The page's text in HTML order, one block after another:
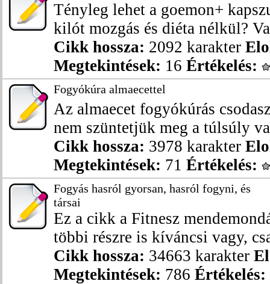
Tényleg lehet a goemon+
kilót mozgás és diéta nélkül?
Cikk hossza: 2092 karakter
Megtekintések: 16 Értékelés:
Fogyókúra almaecettel
Az almaecet fogyókúrás
nem szüntetjük meg a túlsúly
Cikk hossza: 3978 karakter
Megtekintések: 71 Értékelés:
Fogyás hasról gyorsan, hasról fogyni, és
társai
Ez a cikk a Fitnesz
többi részre is kíváncsi vagy,
Cikk hossza: 34663 karakter
Megtekintések: 786 Értékelés: